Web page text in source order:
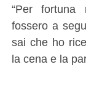
“Per fortuna
fossero a
sai che ho
la cena e la